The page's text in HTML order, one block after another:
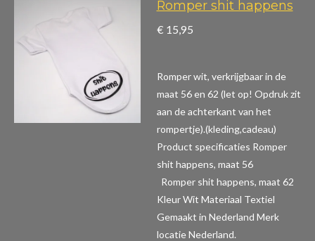
Romper shit happens
€ 15,95
Romper wit, verkrijgbaar in de
maat 56 en 62 (let op! Opdruk zit
aan de achterkant van het
rompertje).(kleding,cadeau)
Product specificaties Romper
shit happens, maat 56
Romper shit happens, maat 62
Kleur Wit Materiaal Textiel
Gemaakt in Nederland Merk
locatie Nederland.